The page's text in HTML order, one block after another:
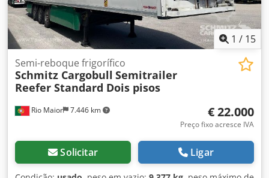
Tomada de ligação 1x15 e 2x7 pinos, Proteção contra
projeção de salpicos, Jantes de liga leve. Dkjdpfxszp Tamj
Amher
1 / 15
Rio Maior 7.446 km
Semi-reboque frigorífico
Schmitz Cargobull Semitrailer
Reefer Standard Dois pisos
€ 22.000
Preço fixo acresce IVA
Solicitar Ligar